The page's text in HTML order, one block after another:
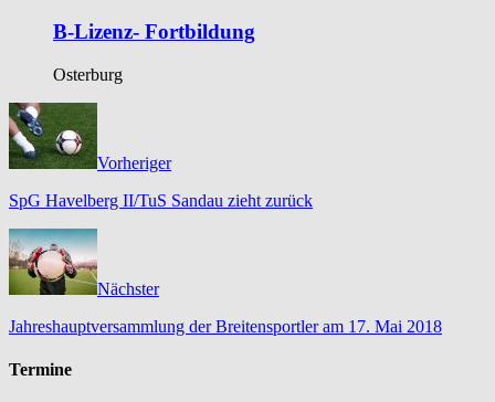
B-Lizenz- Fortbildung
Osterburg
Vorheriger
SpG Havelberg II/TuS Sandau zieht zurück
Nächster
Jahreshauptversammlung der Breitensportler am 17. Mai 2018
Termine